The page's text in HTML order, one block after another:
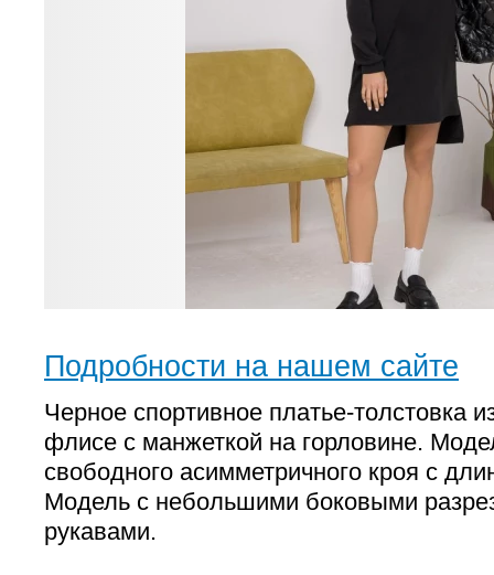
Подробности на нашем сайте
Черное спортивное платье-толстовка
флисе с манжеткой на горловине.
свободного асимметричного кроя с
Модель с небольшими боковыми
рукавами.